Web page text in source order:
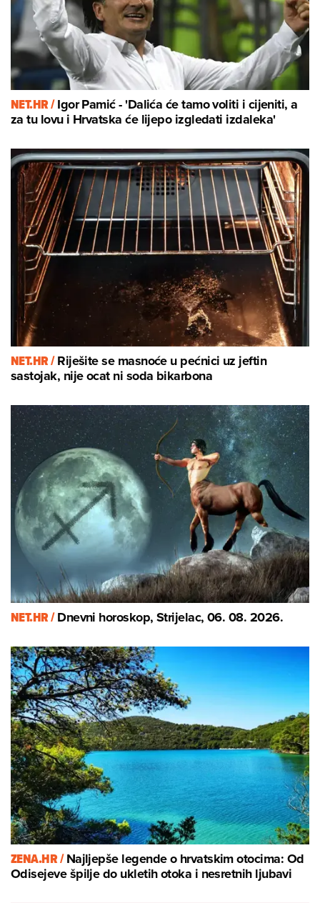
NET.HR /Igor Pamić - 'Dalića će tamo voliti i cijeniti, a
za tu lovu i Hrvatska će lijepo izgledati izdaleka'
NET.HR /Riješite se masnoće u pećnici uz jeftin
sastojak, nije ocat ni soda bikarbona
NET.HR /Dnevni horoskop, Strijelac, 06. 08. 2026.
ZENA.HR /Najljepše legende o hrvatskim otocima: Od
Odisejeve špilje do ukletih otoka i nesretnih ljubavi